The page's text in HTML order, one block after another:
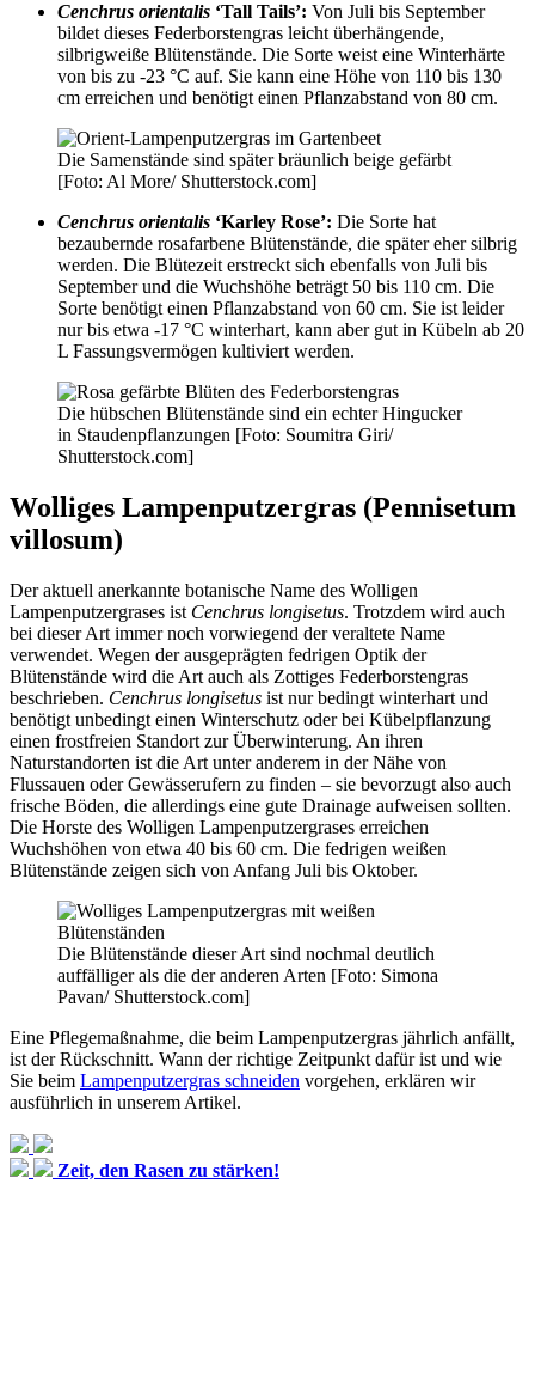
Cenchrus orientalis ‘Tall Tails’: Von Juli bis September
bildet dieses Federborstengras leicht überhängende,
silbrigweiße Blütenstände. Die Sorte weist eine Winterhärte
von bis zu -23 °C auf. Sie kann eine Höhe von 110 bis 130
cm erreichen und benötigt einen Pflanzabstand von 80 cm.
Die Samenstände sind später bräunlich beige gefärbt
[Foto: Al More/ Shutterstock.com]
Cenchrus orientalis ‘Karley Rose’: Die Sorte hat
bezaubernde rosafarbene Blütenstände, die später eher silbrig
werden. Die Blütezeit erstreckt sich ebenfalls von Juli bis
September und die Wuchshöhe beträgt 50 bis 110 cm. Die
Sorte benötigt einen Pflanzabstand von 60 cm. Sie ist leider
nur bis etwa -17 °C winterhart, kann aber gut in Kübeln ab 20
L Fassungsvermögen kultiviert werden.
Die hübschen Blütenstände sind ein echter Hingucker
in Staudenpflanzungen [Foto: Soumitra Giri/
Shutterstock.com]
Wolliges Lampenputzergras (Pennisetum
villosum)
Der aktuell anerkannte botanische Name des Wolligen
Lampenputzergrases ist Cenchrus longisetus. Trotzdem wird auch
bei dieser Art immer noch vorwiegend der veraltete Name
verwendet. Wegen der ausgeprägten fedrigen Optik der
Blütenstände wird die Art auch als Zottiges Federborstengras
beschrieben. Cenchrus longisetus ist nur bedingt winterhart und
benötigt unbedingt einen Winterschutz oder bei Kübelpflanzung
einen frostfreien Standort zur Überwinterung. An ihren
Naturstandorten ist die Art unter anderem in der Nähe von
Flussauen oder Gewässerufern zu finden – sie bevorzugt also auch
frische Böden, die allerdings eine gute Drainage aufweisen sollten.
Die Horste des Wolligen Lampenputzergrases erreichen
Wuchshöhen von etwa 40 bis 60 cm. Die fedrigen weißen
Blütenstände zeigen sich von Anfang Juli bis Oktober.
Die Blütenstände dieser Art sind nochmal deutlich
auffälliger als die der anderen Arten [Foto: Simona
Pavan/ Shutterstock.com]
Eine Pflegemaßnahme, die beim Lampenputzergras jährlich anfällt,
ist der Rückschnitt. Wann der richtige Zeitpunkt dafür ist und wie
Sie beim Lampenputzergras schneiden vorgehen, erklären wir
ausführlich in unserem Artikel.
Zeit, den Rasen zu stärken!